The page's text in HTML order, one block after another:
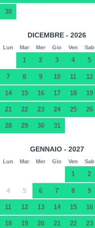
30
DICEMBRE - 2026
Lun Mar Mer Gio Ven Sab
1 2 3 4 5
7 8 9 10 11 12
14 15 16 17 18 19
21 22 23 24 25 26
28 29 30 31
GENNAIO - 2027
Lun Mar Mer Gio Ven Sab
1 2
4 5 6 7 8 9
11 12 13 14 15 16
18 19 20 21 22 23